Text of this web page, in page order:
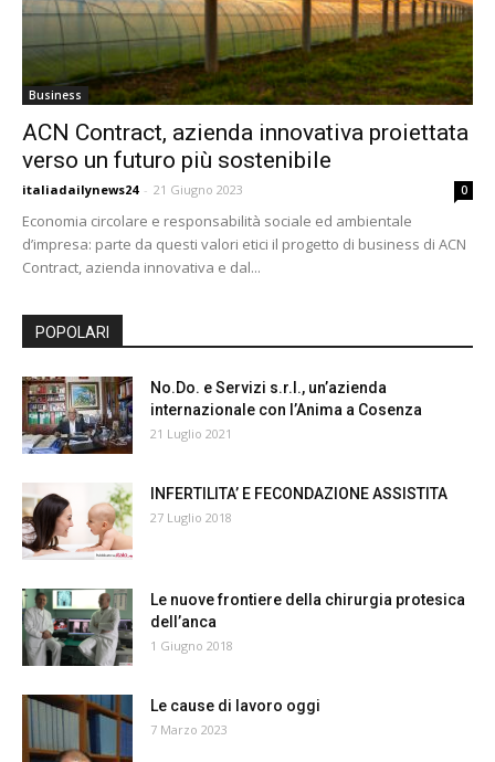
News
24
Business
ACN Contract, azienda innovativa proiettata
verso un futuro più sostenibile
italiadailynews24 - 21 Giugno 2023 0
Economia circolare e responsabilità sociale ed ambientale
d’impresa: parte da questi valori etici il progetto di business di ACN
Contract, azienda innovativa e dal...
POPOLARI
No.Do. e Servizi s.r.l., un’azienda
internazionale con l’Anima a Cosenza
21 Luglio 2021
INFERTILITA’ E FECONDAZIONE ASSISTITA
27 Luglio 2018
Le nuove frontiere della chirurgia protesica
dell’anca
1 Giugno 2018
Le cause di lavoro oggi
7 Marzo 2023